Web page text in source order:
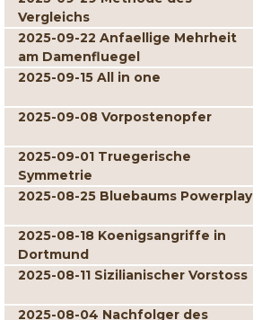
Vergleichs
2025-09-22 Anfaellige Mehrheit
am Damenfluegel
2025-09-15 All in one
2025-09-08 Vorpostenopfer
2025-09-01 Truegerische
Symmetrie
2025-08-25 Bluebaums Powerplay
2025-08-18 Koenigsangriffe in
Dortmund
2025-08-11 Sizilianischer Vorstoss
2025-08-04 Nachfolger des